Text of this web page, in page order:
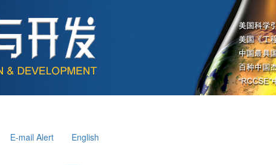
E-mail Alert English